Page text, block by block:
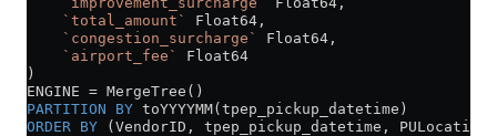
    `total_amount`
Float64,
    `congestion_surcharge`
Float64,
    `airport_fee`
Float64
)
ENGINE = MergeTree()
PARTITION BY toYYYYMM(tpep_pickup_datetime)
ORDER BY (VendorID, tpep_pickup_datetime,